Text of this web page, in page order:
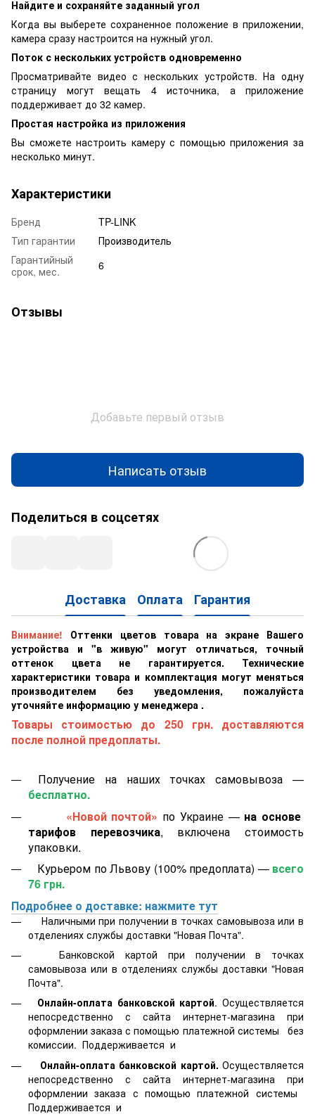
Найдите и сохраняйте заданный угол
Когда вы выберете сохраненное положение в приложении,
камера сразу настроится на нужный угол.
Поток с нескольких устройств одновременно
Просматривайте видео с нескольких устройств. На одну
страницу могут вещать 4 источника, а приложение
поддерживает до 32 камер.
Простая настройка из приложения
Вы сможете настроить камеру с помощью приложения за
несколько минут.
Характеристики
Бренд
TP-LINK
Тип гарантии
Производитель
Гарантийный
срок, мес.
6
Отзывы
Добавьте первый отзыв
Написать отзыв
Поделиться в соцсетях
Доставка Оплата Гарантия
Внимание!
Оттенки цветов товара на экране Вашего
устройства и "в живую" могут отличаться, точный
оттенок цвета не гарантируется. Технические
характеристики товара и комплектация могут меняться
производителем без уведомления, пожалуйста
уточняйте информацию у менеджера .
Товары стоимостью до 250 грн. доставляются
после полной предоплаты.
Получение на наших точках самовывоза —
бесплатно.
«Новой почтой» по Украине — на основе
тарифов перевозчика, включена стоимость
упаковки.
Курьером по Львову (100% предоплата) — всего
76 грн.
Подробнее о доставке: нажмите тут
Наличными при получении в точках самовывоза или в
отделениях службы доставки "Новая Почта".
Банковской картой при получении в точках
самовывоза или в отделениях службы доставки "Новая
Почта".
Онлайн-оплата банковской картой. Осуществляется
непосредственно с сайта интернет-магазина при
оформлении заказа с помощью платежной системы
без
комиссии. Поддерживается и
Онлайн-оплата банковской картой. Осуществляется
непосредственно с сайта интернет-магазина при
оформлении заказа с помощью платежной системы
Поддерживается и